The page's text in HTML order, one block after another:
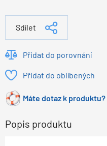
Sdílet
Přidat do porovnání
Přidat do oblíbených
Máte dotaz k
Popis produktu